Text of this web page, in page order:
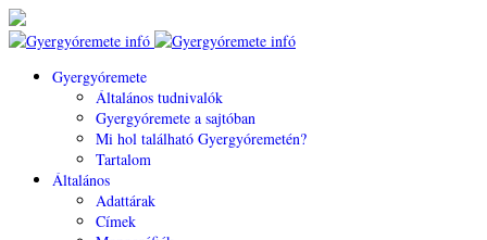
Gyergyóremete
Általános tudnivalók
Gyergyóremete a sajtóban
Mi hol található Gyergyóremetén?
Tartalom
Általános
Adattárak
Címek